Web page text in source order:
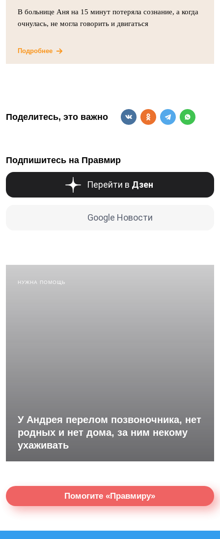
В больнице Аня на 15 минут потеряла сознание, а когда
очнулась, не могла говорить и двигаться
Подробнее
Поделитесь, это важно
Подпишитесь на Правмир
Перейти в Дзен
Google Новости
НУЖНА ПОМОЩЬ
У Андрея перелом позвоночника, нет
родных и нет дома, за ним некому
ухаживать
Помогите «Правмиру»